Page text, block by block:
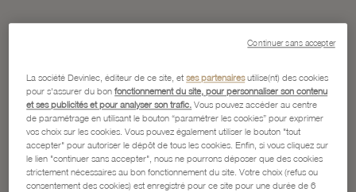
La société Devinlec, éditeur de ce site, etses partenairesutilise(nt) des cookies
pour s'assurer du bonfonctionnement du site, pour personnaliser son contenu
et ses publicités et pour analyser son trafic. Vous pouvez accéder au centre
de paramétrage en utilisant le bouton “paramétrer les cookies” pour exprimer
vos choix sur les cookies. Vous pouvez également utiliser le bouton "tout
accepter" pour autoriser le dépôt de tous les cookies. Enfin, si vous cliquez sur
le lien "continuer sans accepter", nous ne pourrons déposer que des cookies
strictement nécessaires au bon fonctionnement du site. Votre choix (refus ou
consentement des cookies) est enregistré pour ce site pour une durée de 6
Continuer sans accepter